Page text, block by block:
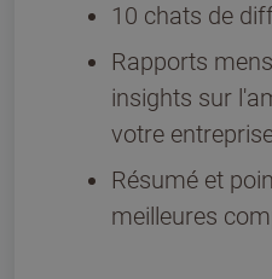
10 chats de
Rapports
insights sur
votre
Résumé et
meilleures